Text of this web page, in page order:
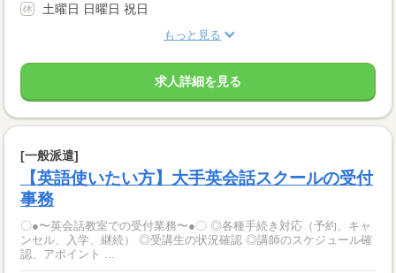
土曜日 日曜日 祝日
もっと見る
求人詳細を見る
[一般派遣]
【英語使いたい方】大手英会話スクールの受付
事務
〇●〜英会話教室での受付業務〜●〇 ◎各種手続き対応（予約、キャ
ンセル、入学、継続） ◎受講生の状況確認 ◎講師のスケジュール確
認、アポイント ...